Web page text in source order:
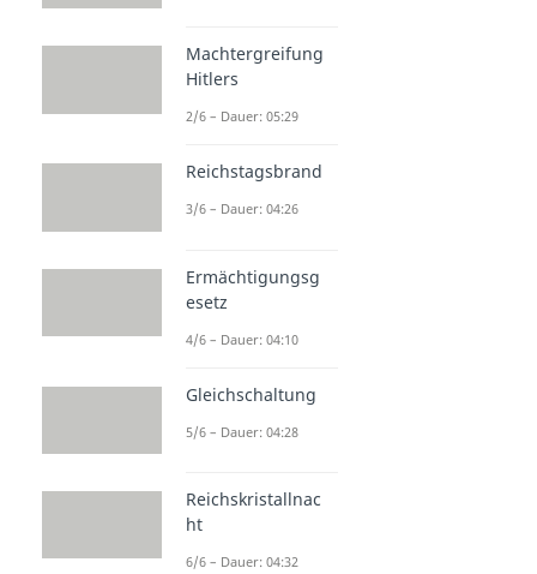
Machtergreifung
Hitlers
2/6 – Dauer: 05:29
Reichstagsbrand
3/6 – Dauer: 04:26
Ermächtigungsg
esetz
4/6 – Dauer: 04:10
Gleichschaltung
5/6 – Dauer: 04:28
Reichskristallnac
ht
6/6 – Dauer: 04:32